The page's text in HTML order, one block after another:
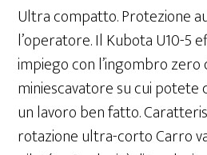
Ultra compatto. Protezione
l’operatore. Il Kubota U10-5
impiego con l’ingombro
miniescavatore su cui
un lavoro ben fatto.
rotazione ultra-corto Carro